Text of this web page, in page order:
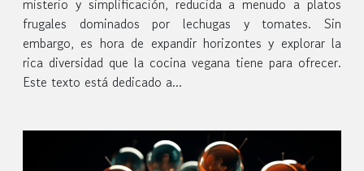
misterio y simplificación, reducida a menudo a platos
frugales dominados por lechugas y tomates. Sin
embargo, es hora de expandir horizontes y explorar la
rica diversidad que la cocina vegana tiene para ofrecer.
Este texto está dedicado a...